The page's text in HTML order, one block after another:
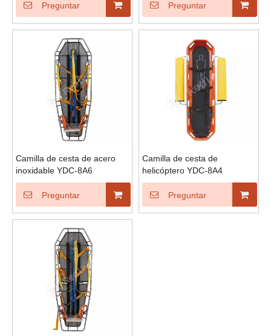
Preguntar
Preguntar
Camilla de cesta de acero
inoxidable YDC-8A6
Preguntar
Camilla de cesta de
helicóptero YDC-8A4
Preguntar